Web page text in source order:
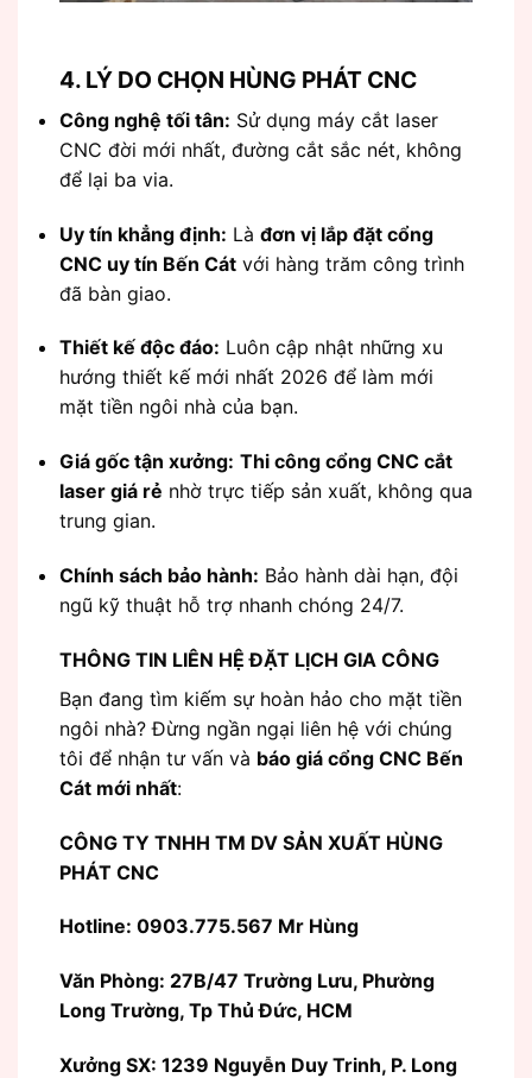
4. LÝ DO CHỌN HÙNG PHÁT CNC
Công nghệ tối tân: Sử dụng máy cắt laser
CNC đời mới nhất, đường cắt sắc nét, không
để lại ba via.
Uy tín khẳng định: Là đơn vị lắp đặt cổng
CNC uy tín Bến Cát với hàng trăm công trình
đã bàn giao.
Thiết kế độc đáo: Luôn cập nhật những xu
hướng thiết kế mới nhất 2026 để làm mới
mặt tiền ngôi nhà của bạn.
Giá gốc tận xưởng: Thi công cổng CNC cắt
laser giá rẻ nhờ trực tiếp sản xuất, không qua
trung gian.
Chính sách bảo hành: Bảo hành dài hạn, đội
ngũ kỹ thuật hỗ trợ nhanh chóng 24/7.
THÔNG TIN LIÊN HỆ ĐẶT LỊCH GIA CÔNG
Bạn đang tìm kiếm sự hoàn hảo cho mặt tiền
ngôi nhà? Đừng ngần ngại liên hệ với chúng
tôi để nhận tư vấn và báo giá cổng CNC Bến
Cát mới nhất:
CÔNG TY TNHH TM DV SẢN XUẤT HÙNG
PHÁT CNC
Hotline: 0903.775.567 Mr Hùng
Văn Phòng: 27B/47 Trường Lưu, Phường
Long Trường, Tp Thủ Đức, HCM
Xưởng SX: 1239 Nguyễn Duy Trinh, P. Long